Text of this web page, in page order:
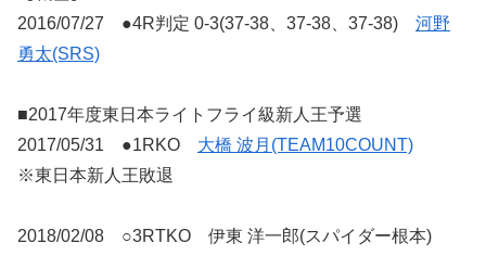
2016/07/27 ●4R判定 0-3(37-38、37-38、37-38) 河野
勇太(SRS)
■2017年度東日本ライトフライ級新人王予選
2017/05/31 ●1RKO 大橋 波月(TEAM10COUNT)
※東日本新人王敗退
2018/02/08 ○3RTKO 伊東 洋一郎(スパイダー根本)